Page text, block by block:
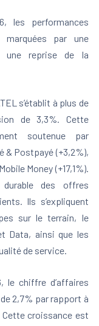
les performances
marquées par une
une reprise de la
s’établit à plus de
de 3,3%. Cette
soutenue par
& Postpayé (+3,2%),
Money (+17,1%).
des offres
Ils s’expliquent
sur le terrain, le
Data, ainsi que les
de service.
le chiffre d’affaires
2,7% par rapport à
Cette croissance est